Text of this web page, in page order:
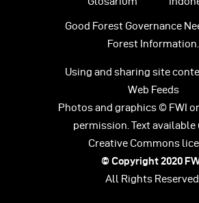
Good Forest Governance
Forest Information.
Using and sharing site
Web Feeds
Photos and graphics © FWI
permission. Text available
Creative Commons
© Copyright 2020
All Rights Reserved.